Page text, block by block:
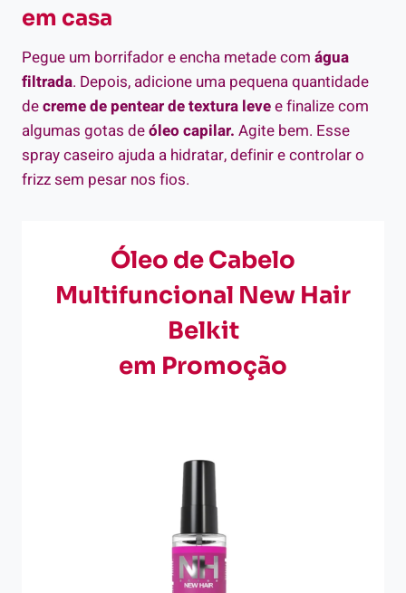
em casa
Pegue um borrifador e encha metade com água
filtrada. Depois, adicione uma pequena quantidade
decreme de pentear de textura levee finalize com
algumas gotas deóleo capilar. Agite bem. Esse
spray caseiro ajuda a hidratar, definir e controlar o
frizz sem pesar nos fios.
Óleo de Cabelo
Multifuncional New Hair
Belkit
em Promoção